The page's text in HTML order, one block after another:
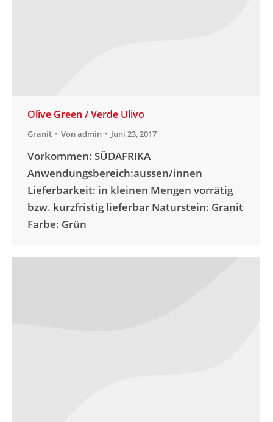
Olive Green / Verde Ulivo
Granit Vonadmin Juni 23, 2017
Vorkommen: SÜDAFRIKA
Anwendungsbereich:aussen/innen
Lieferbarkeit: in kleinen Mengen vorrätig
bzw. kurzfristig lieferbar Naturstein: Granit
Farbe: Grün